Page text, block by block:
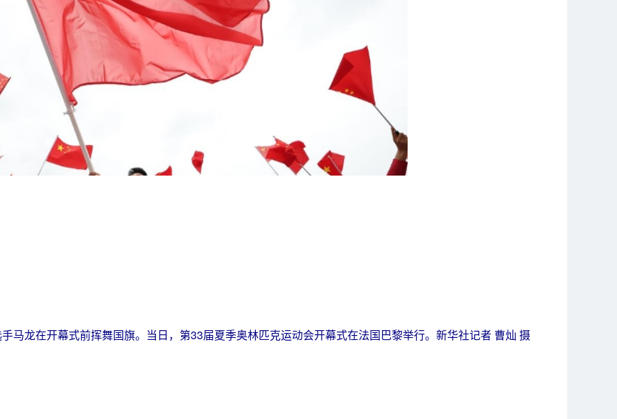
马龙在开幕式前挥舞国旗。当日，第33届夏季奥林匹克运动会开幕式在法国巴黎举行。新华社记者 曹灿 摄